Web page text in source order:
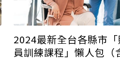
2024最新全台各縣市
員訓練課程」懶人包（